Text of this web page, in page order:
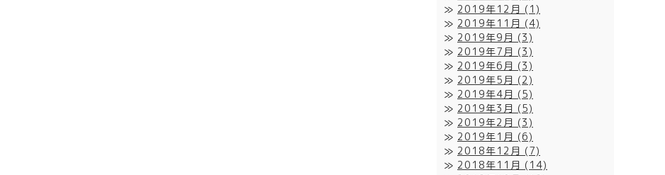
2019年12月 (1)
2019年11月 (4)
2019年9月 (3)
2019年7月 (3)
2019年6月 (3)
2019年5月 (2)
2019年4月 (5)
2019年3月 (5)
2019年2月 (3)
2019年1月 (6)
2018年12月 (7)
2018年11月 (14)